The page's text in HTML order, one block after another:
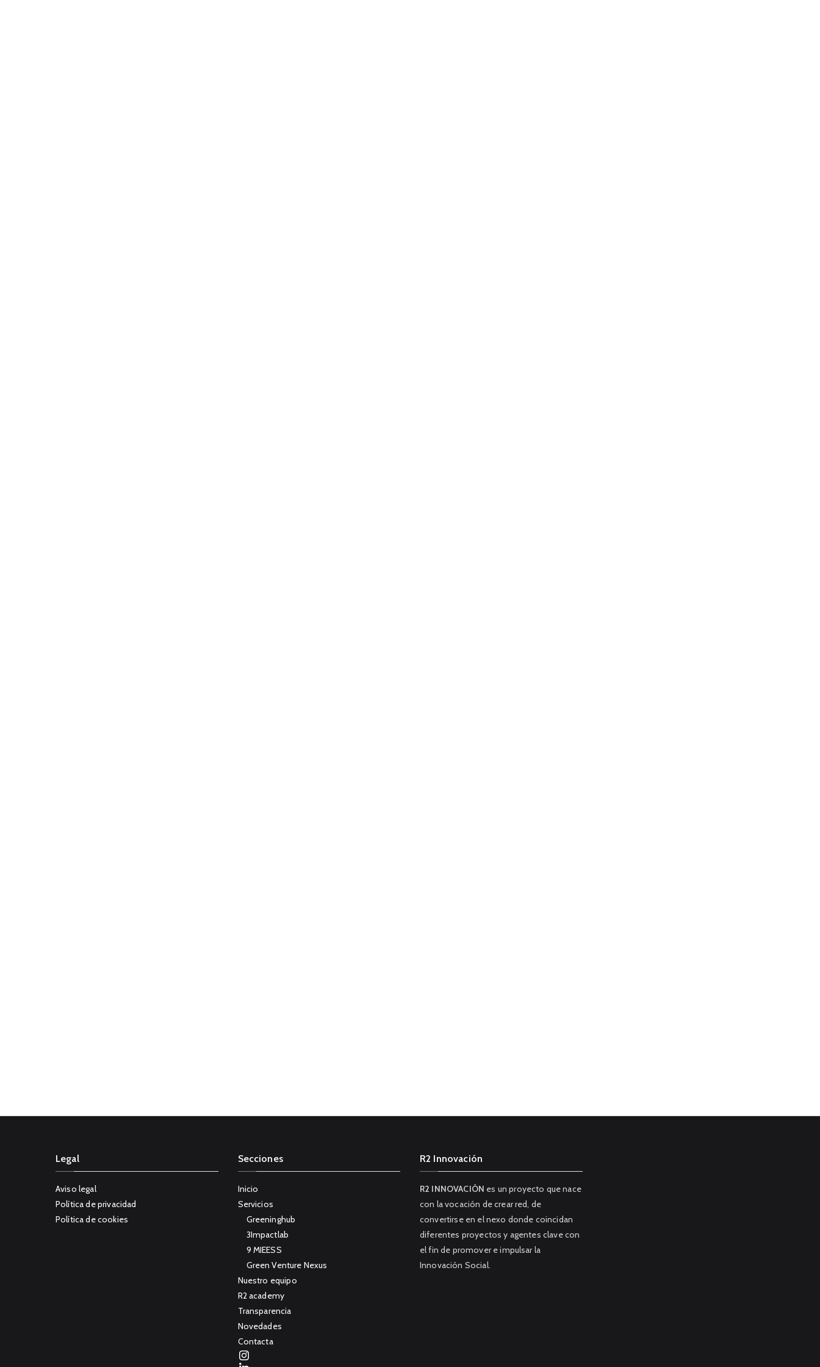
Legal
Aviso legal
Política de privacidad
Política de cookies
Secciones
Inicio
Servicios
Greeninghub
3Impactlab
9 MIEESS
Green Venture Nexus
Nuestro equipo
R2 academy
Transparencia
Novedades
Contacta
R2 Innovación
R2 INNOVACIÓN es un proyecto que nace
con la vocación de crear red, de
convertirse en el nexo donde coincidan
diferentes proyectos y agentes clave con
el fin de promover e impulsar la
Innovación Social.